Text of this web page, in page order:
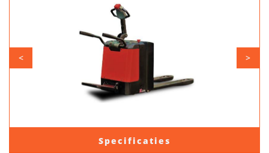
< >
Specificaties